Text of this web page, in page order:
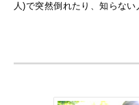
人)で突然倒れたり、知らな